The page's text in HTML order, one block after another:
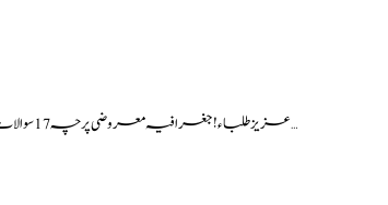
عزیز طلباء! جغرافیہ معروضی پرچہ 17 سوالات پر مشتمل ہو گا۔ہر سوال کے جواب میں آپ کو چار جوابات دیے …